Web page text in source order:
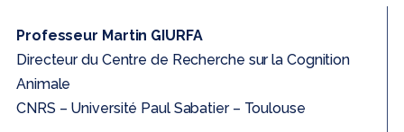
Professeur Martin GIURFA
Directeur du Centre de Recherche sur la Cognition
Animale
CNRS – Université Paul Sabatier – Toulouse